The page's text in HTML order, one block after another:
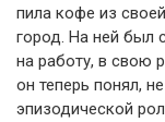
пила кофе из
город. На ней был
на работу, в свою
он теперь понял,
эпизодической